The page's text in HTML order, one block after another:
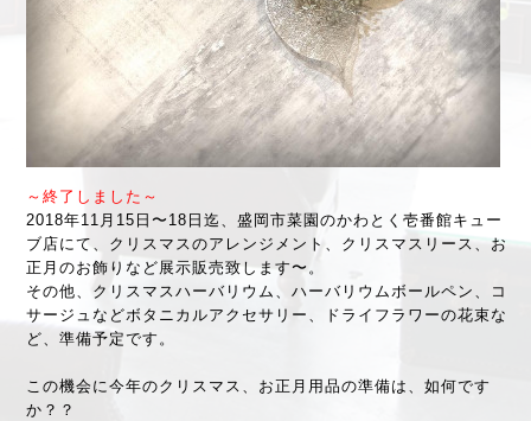
～終了しました～
2018年11月15日〜18日迄、盛岡市菜園のかわとく壱番館キュー
ブ店にて、クリスマスのアレンジメント、クリスマスリース、お
正月のお飾りなど展示販売致します〜。
その他、クリスマスハーバリウム、ハーバリウムボールペン、コ
サージュなどボタニカルアクセサリー、ドライフラワーの花束な
ど、準備予定です。
この機会に今年のクリスマス、お正月用品の準備は、如何です
か？？